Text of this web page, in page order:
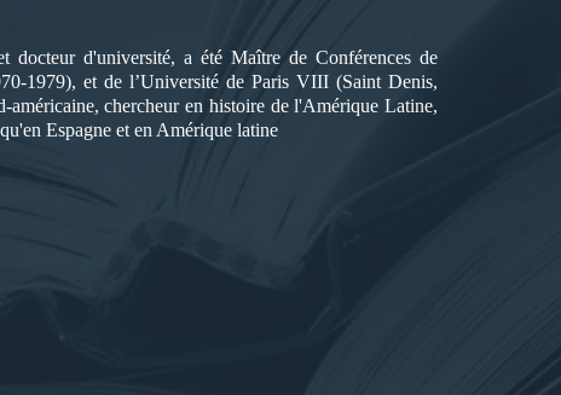
docteur d'université, a été Maître de Conférences de
1979), et de l’Université de Paris VIII (Saint Denis,
américaine, chercheur en histoire de l'Amérique Latine,
Espagne et en Amérique latine